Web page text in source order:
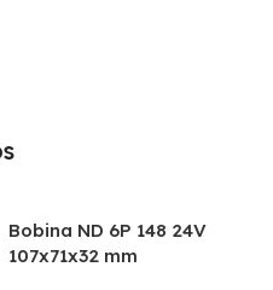
Bobina ND 6P 148 24V
107x71x32 mm